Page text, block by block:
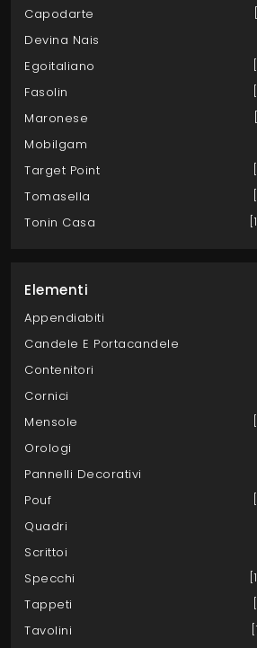
Capodarte
Devina Nais
Egoitaliano
Fasolin
Maronese
Mobilgam
Target Point
Tomasella
Tonin Casa
Elementi
Appendiabiti
Candele E Portacandele
Contenitori
Cornici
Mensole
Orologi
Pannelli Decorativi
Pouf
Quadri
Scrittoi
Specchi
Tappeti
Tavolini